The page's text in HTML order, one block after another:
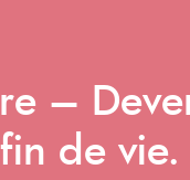
–
de vie.